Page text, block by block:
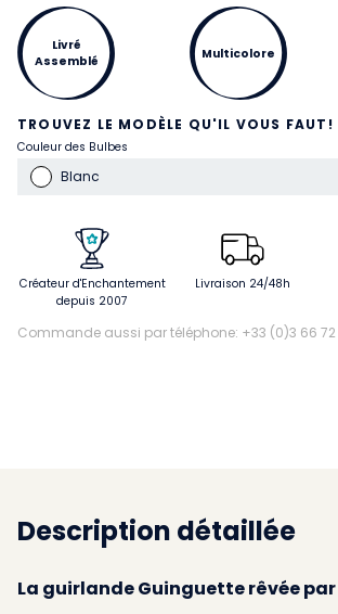
TROUVEZ LE MODÈLE QU'IL VOUS FAUT!
Couleur des Bulbes
Blanc
Livré
Assemblé
Multicolore
Créateur d'Enchantement
depuis 2007
Livraison 24/48h
Commande aussi par téléphone: +33 (0)3 66 72
Description détaillée
La guirlande Guinguette rêvée